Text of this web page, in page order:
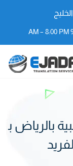
بالرياض ب